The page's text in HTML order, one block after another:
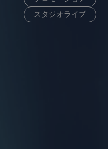
スタジオライブ